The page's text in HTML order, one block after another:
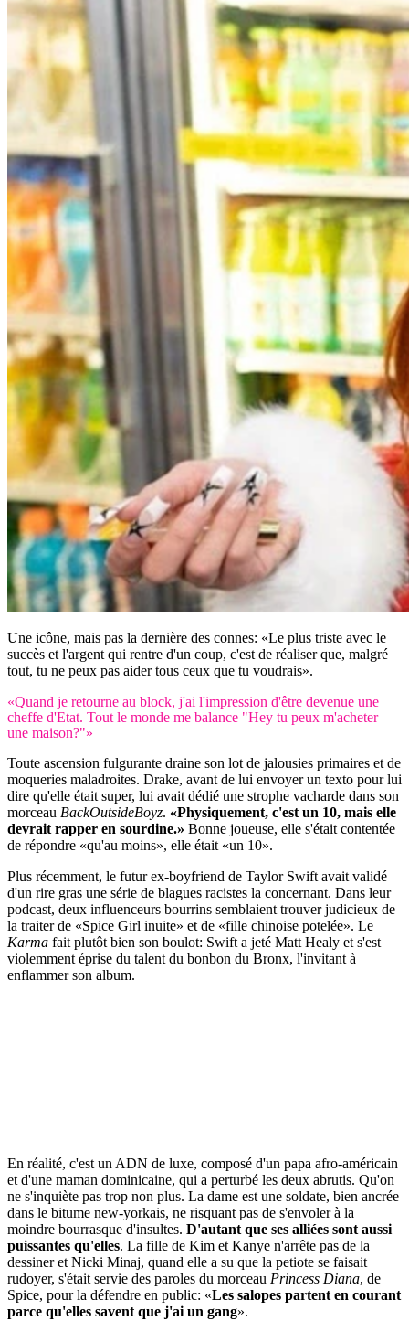
Une icône, mais pas la dernière des connes: «Le plus triste avec le
succès et l'argent qui rentre d'un coup, c'est de réaliser que, malgré
tout, tu ne peux pas aider tous ceux que tu voudrais».
«Quand je retourne au block, j'ai l'impression d'être devenue une
cheffe d'Etat. Tout le monde me balance "Hey tu peux m'acheter
une maison?"»
Toute ascension fulgurante draine son lot de jalousies primaires et de
moqueries maladroites. Drake, avant de lui envoyer un texto pour lui
dire qu'elle était super, lui avait dédié une strophe vacharde dans son
morceau BackOutsideBoyz. «Physiquement, c'est un 10, mais elle
devrait rapper en sourdine.» Bonne joueuse, elle s'était contentée
de répondre «qu'au moins», elle était «un 10».
Plus récemment, le futur ex-boyfriend de Taylor Swift avait validé
d'un rire gras une série de blagues racistes la concernant. Dans leur
podcast, deux influenceurs bourrins semblaient trouver judicieux de
la traiter de «Spice Girl inuite» et de «fille chinoise potelée». Le
Karma fait plutôt bien son boulot: Swift a jeté Matt Healy et s'est
violemment éprise du talent du bonbon du Bronx, l'invitant à
enflammer son album.
En réalité, c'est un ADN de luxe, composé d'un papa afro-américain
et d'une maman dominicaine, qui a perturbé les deux abrutis. Qu'on
ne s'inquiète pas trop non plus. La dame est une soldate, bien ancrée
dans le bitume new-yorkais, ne risquant pas de s'envoler à la
moindre bourrasque d'insultes. D'autant que ses alliées sont aussi
puissantes qu'elles. La fille de Kim et Kanye n'arrête pas de la
dessiner et Nicki Minaj, quand elle a su que la petiote se faisait
rudoyer, s'était servie des paroles du morceau Princess Diana, de
Spice, pour la défendre en public: «Les salopes partent en courant
parce qu'elles savent que j'ai un gang».